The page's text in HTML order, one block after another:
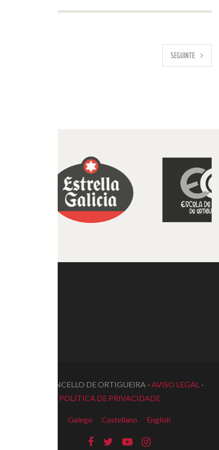
SEGUINTE
© 2022 CONCELLO DE ORTIGUEIRA - AVISO LEGAL-
POLÍTICA DE PRIVACIDADE
Galego Castellano English